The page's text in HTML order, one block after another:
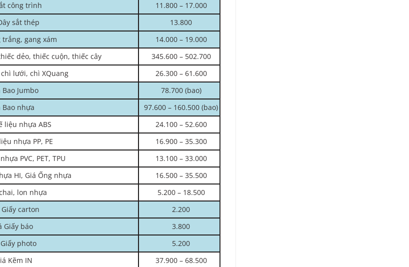
công trình
11.800 – 17.000
sắt thép
13.800
trắng, gang xám 14.000 – 19.000
dẻo, thiếc cuộn, thiếc cây
345.600 – 502.700
lưới, chì XQuang
26.300 – 61.600
Bao Jumbo
78.700 (bao)
Bao nhựa
97.600 – 160.500 (bao)
liệu nhựa ABS
24.100 – 52.600
nhựa PP, PE
16.900 – 35.300
PVC, PET, TPU
13.100 – 33.000
HI, Giá Ống nhựa
16.500 – 35.500
lon nhựa
5.200 – 18.500
Giấy carton
2.200
Giấy báo
3.800
photo
5.200
Kẽm IN 37.900 – 68.500